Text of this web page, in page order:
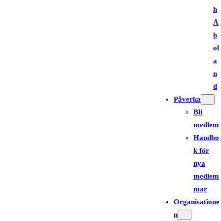
h
Å
b
ol
a
n
d
Påverka
Bli
medlem
Handbo
k för
nya
medlem
mar
Organisatione
n